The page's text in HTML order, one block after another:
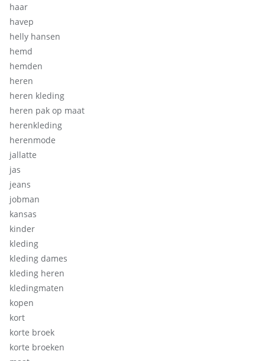
haar
havep
helly hansen
hemd
hemden
heren
heren kleding
heren pak op maat
herenkleding
herenmode
jallatte
jas
jeans
jobman
kansas
kinder
kleding
kleding dames
kleding heren
kledingmaten
kopen
kort
korte broek
korte broeken